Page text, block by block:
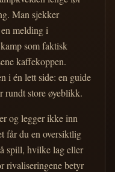
Man sjekker
melding i
som faktisk
kaffekoppen.
i én lett side: en guide
rundt store øyeblikk.
og legger ikke inn
får du en oversiktlig
spill, hvilke lag eller
rivaliseringene betyr